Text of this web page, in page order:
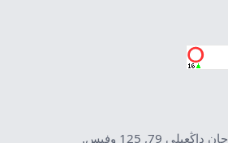
79, 125 وفيس.